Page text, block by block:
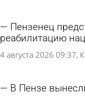
Пензенец
реабилитацию
4 августа 2026 09:37
В Пензе